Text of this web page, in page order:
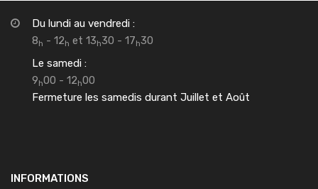
Du lundi au vendredi :
8h - 12h et 13h30 - 17h30
Le samedi :
9h00 - 12h00
Fermeture les samedis durant Juillet et Août
INFORMATIONS